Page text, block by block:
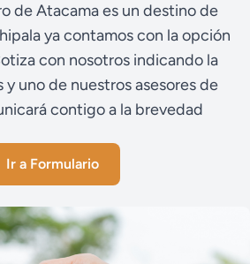
de Atacama es un destino de
ya contamos con la opción
con nosotros indicando la
uno de nuestros asesores de
contigo a la brevedad
Ir a Formulario